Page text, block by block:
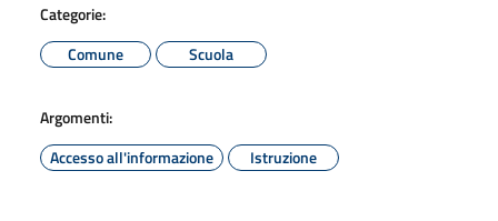
Categorie:
Comune
Scuola
Argomenti:
Accesso all'informazione
Istruzione